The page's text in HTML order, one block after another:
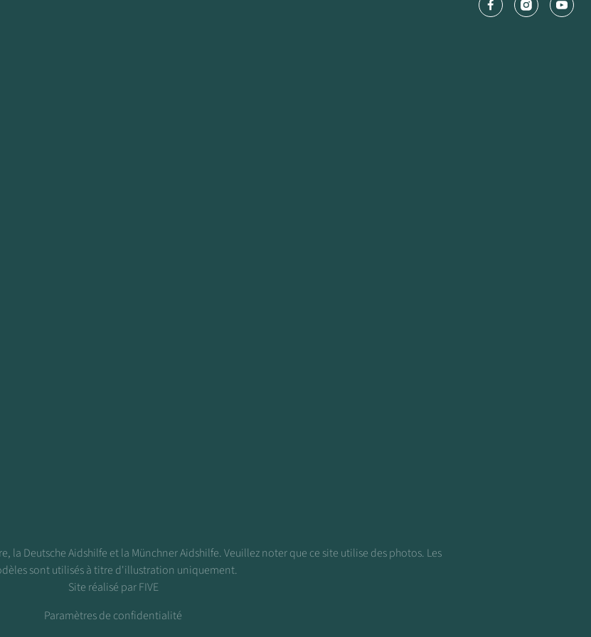
la Deutsche Aidshilfe et la Münchner Aidshilfe. Veuillez noter que ce site utilise des photos. Les
sont utilisés à titre d'illustration uniquement.
Site réalisé par FIVE
Paramètres de confidentialité